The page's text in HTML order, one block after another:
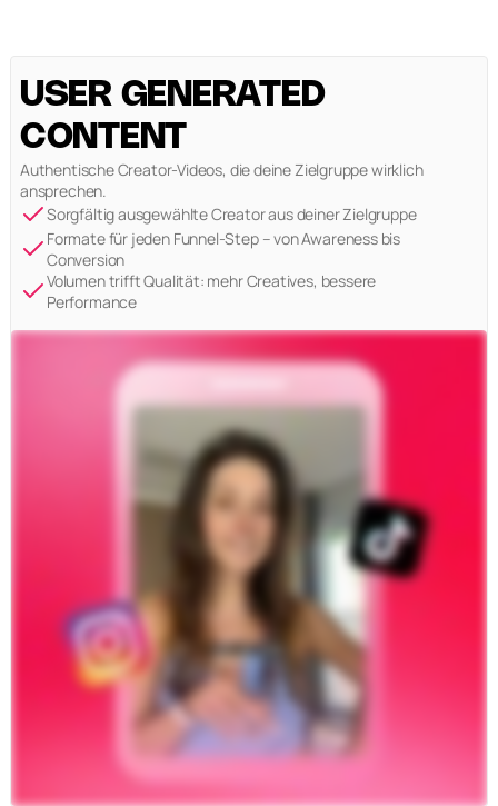
USER GENERATED
CONTENT
Authentische Creator-Videos, die deine Zielgruppe wirklich
ansprechen.
Sorgfältig ausgewählte Creator aus deiner Zielgruppe
Formate für jeden Funnel-Step – von Awareness bis
Conversion
Volumen trifft Qualität: mehr Creatives, bessere
Performance